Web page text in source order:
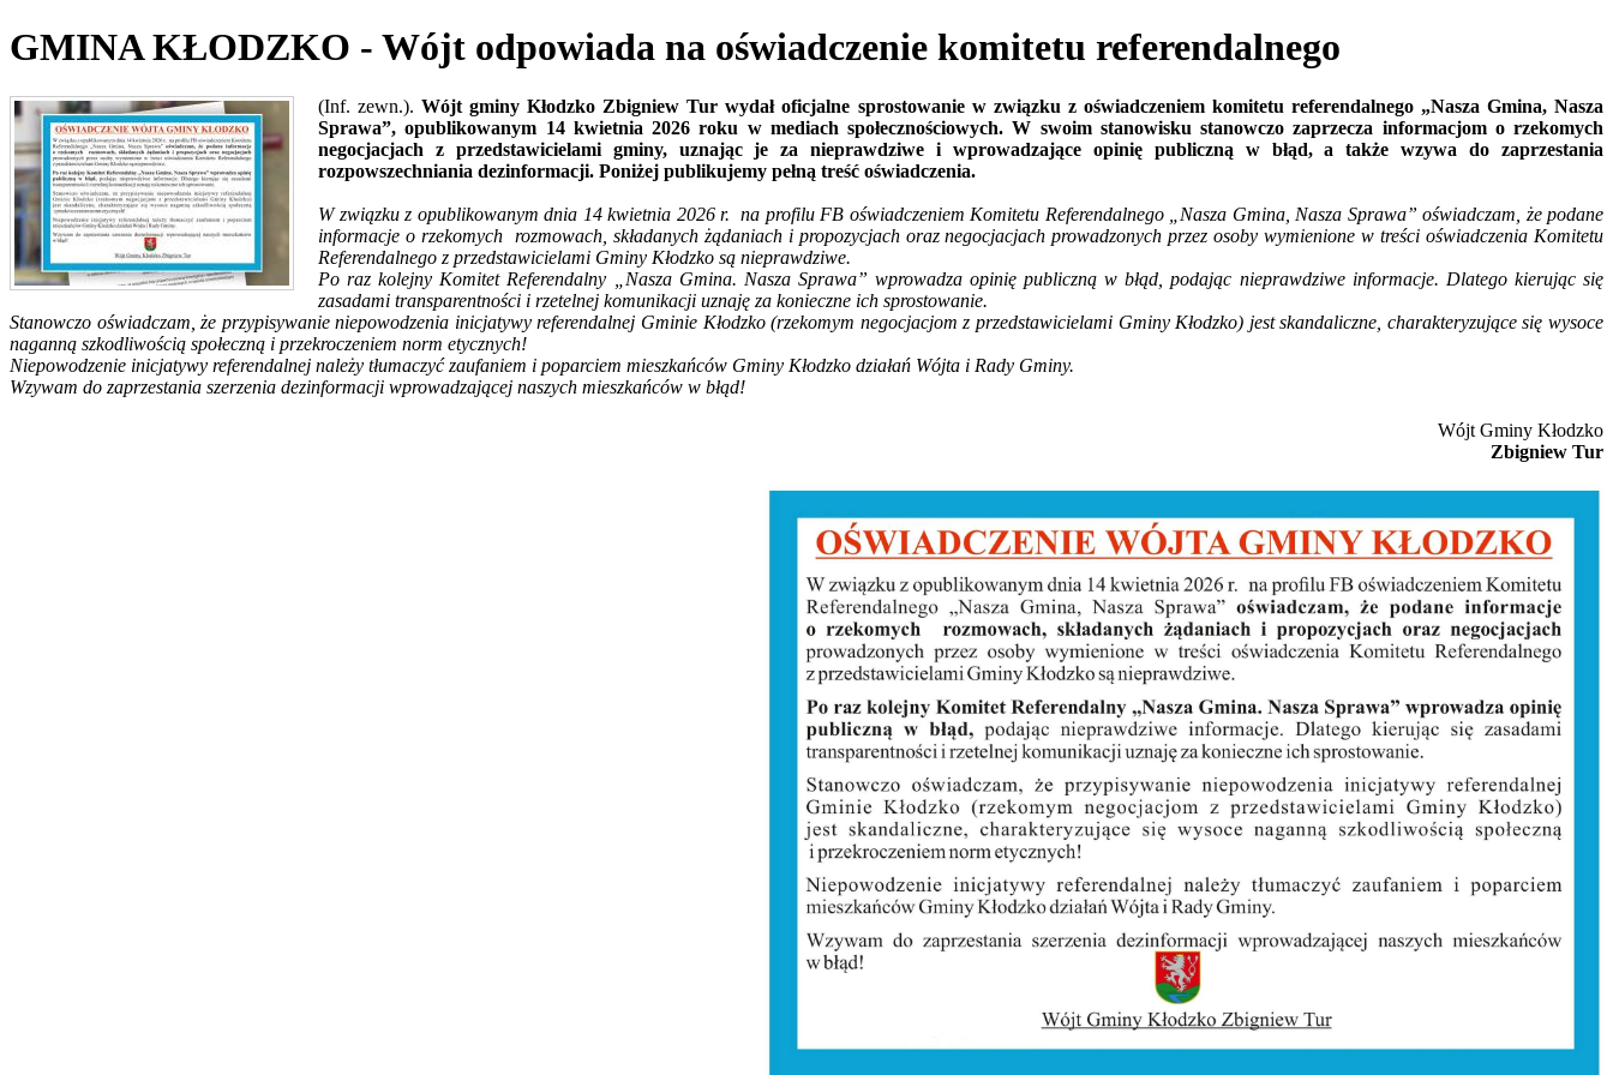
GMINA KŁODZKO - Wójt odpowiada na oświadczenie komitetu referendalnego
(Inf. zewn.).Wójt gminy Kłodzko Zbigniew Tur wydał oficjalne sprostowanie w związku z oświadczeniem komitetu referendalnego „Nasza Gmina, Nasza
Sprawa”, opublikowanym 14 kwietnia 2026 roku w mediach społecznościowych. W swoim stanowisku stanowczo zaprzecza informacjom o rzekomych
negocjacjach z przedstawicielami gminy, uznając je za nieprawdziwe i wprowadzające opinię publiczną w błąd, a także wzywa do zaprzestania
rozpowszechniania dezinformacji. Poniżej publikujemy pełną treść oświadczenia.
W związku z opublikowanym dnia 14 kwietnia 2026 r. na profilu FB oświadczeniem Komitetu Referendalnego „Nasza Gmina, Nasza Sprawa” oświadczam, że podane
informacje o rzekomych rozmowach, składanych żądaniach i propozycjach oraz negocjacjach prowadzonych przez osoby wymienione w treści oświadczenia Komitetu
Referendalnego z przedstawicielami Gminy Kłodzko są nieprawdziwe.
Po raz kolejny Komitet Referendalny „Nasza Gmina. Nasza Sprawa” wprowadza opinię publiczną w błąd, podając nieprawdziwe informacje. Dlatego kierując się
zasadami transparentności i rzetelnej komunikacji uznaję za konieczne ich sprostowanie.
Stanowczo oświadczam, że przypisywanie niepowodzenia inicjatywy referendalnej Gminie Kłodzko (rzekomym negocjacjom z przedstawicielami Gminy Kłodzko) jest skandaliczne, charakteryzujące się wysoce
naganną szkodliwością społeczną i przekroczeniem norm etycznych!
Niepowodzenie inicjatywy referendalnej należy tłumaczyć zaufaniem i poparciem mieszkańców Gminy Kłodzko działań Wójta i Rady Gminy.
Wzywam do zaprzestania szerzenia dezinformacji wprowadzającej naszych mieszkańców w błąd!
Wójt Gminy Kłodzko
Zbigniew Tur